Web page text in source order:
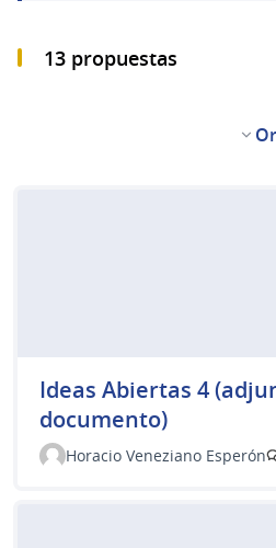
13 propuestas
Ideas Abiertas 4
documento)
Horacio Veneziano Esperón